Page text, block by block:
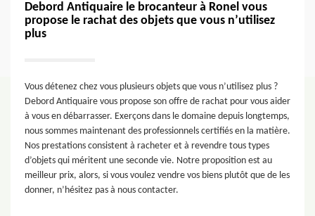
Debord Antiquaire le brocanteur à Ronel vous
propose le rachat des objets que vous n’utilisez
plus
Vous détenez chez vous plusieurs objets que vous n’utilisez plus ?
Debord Antiquaire vous propose son offre de rachat pour vous aider
à vous en débarrasser. Exerçons dans le domaine depuis longtemps,
nous sommes maintenant des professionnels certifiés en la matière.
Nos prestations consistent à racheter et à revendre tous types
d’objets qui méritent une seconde vie. Notre proposition est au
meilleur prix, alors, si vous voulez vendre vos biens plutôt que de les
donner, n’hésitez pas à nous contacter.